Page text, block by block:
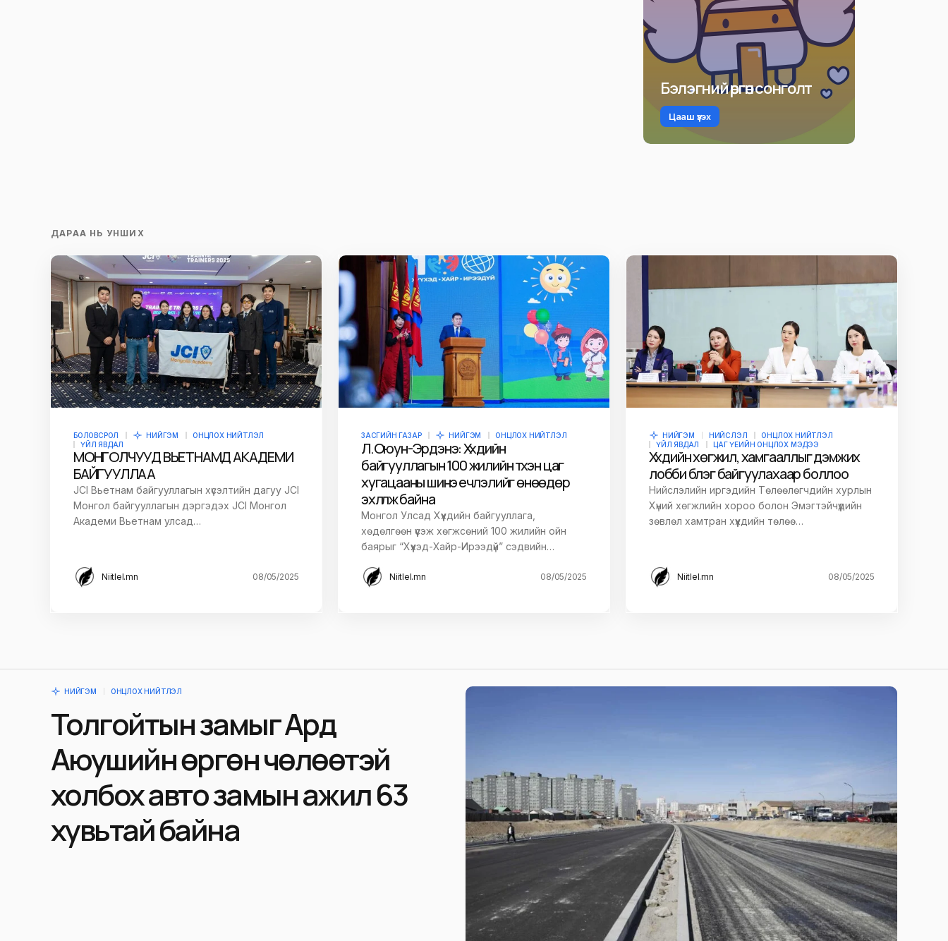
Бэлэгний өргөн сонголт
Цааш үзэх
ДАРАА НЬ УНШИХ
БОЛОВСРОЛ НИЙГЭМ
ОНЦЛОХ НИЙТЛЭЛ
ҮЙЛ ЯВДАЛ
МОНГОЛЧУУД ВЬЕТНАМД АКАДЕМИ
БАЙГУУЛЛАА
JCI Вьетнам байгууллагын хүсэлтийн дагуу JCI
Монгол байгууллагын дэргэдэх JCI Монгол
Академи Вьетнам улсад…
Niitlel.mn 08/05/2025
ЗАСГИЙН ГАЗАР НИЙГЭМ ОНЦЛОХ НИЙТЛЭЛ
Л.Оюун-Эрдэнэ: Хүүхдийн
байгууллагын 100 жилийн түүхэн цаг
хугацааны шинэ үечлэлийг өнөөдөр
эхлүүлж байна
Монгол Улсад Хүүхдийн байгууллага,
хөдөлгөөн үүсэж хөгжсөний 100 жилийн ойн
баярыг “Хүүхэд-Хайр-Ирээдүй” сэдвийн…
Niitlel.mn 08/05/2025
НИЙГЭМ НИЙСЛЭЛ
ОНЦЛОХ НИЙТЛЭЛ
ҮЙЛ ЯВДАЛ
ЦАГ ҮЕИЙН ОНЦЛОХ МЭДЭЭ
Хүүхдийн хөгжил, хамгааллыг дэмжих
лобби бүлэг байгуулахаар боллоо
Нийслэлийн иргэдийн Төлөөлөгчдийн хурлын
Хүний хөгжлийн хороо болон Эмэгтэйчүүдийн
зөвлөл хамтран хүүхдийн төлөө…
Niitlel.mn 08/05/2025
НИЙГЭМ ОНЦЛОХ НИЙТЛЭЛ
Толгойтын замыг Ард
Аюушийн өргөн чөлөөтэй
холбох авто замын ажил 63
хувьтай байна